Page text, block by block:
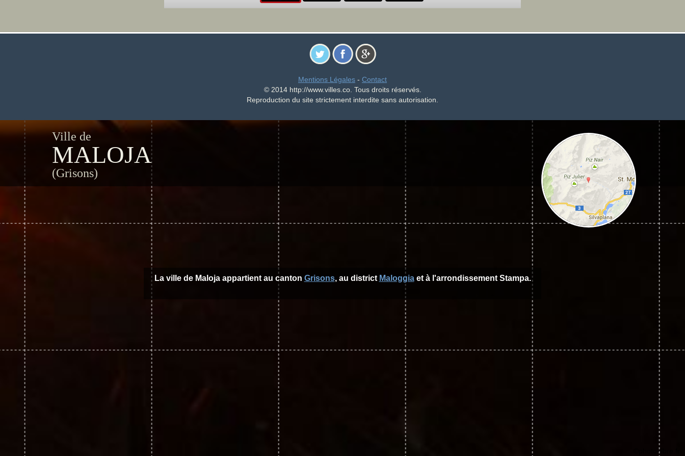
Mentions Légales - Contact
© 2014 http://www.villes.co. Tous droits réservés.
Reproduction du site strictement interdite sans autorisation.
Ville de
MALOJA
(Grisons)
La ville de Maloja appartient au canton Grisons, au district Maloggiaet à l'arrondissement Stampa.
©photo-libre.fr